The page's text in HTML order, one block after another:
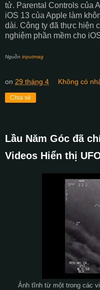
tử. Parental Controls của
iOS 13 của Apple làm
dài. Công ty đã thực hiện
nghiệm phần mềm cho
Nguồn inputmag
on 29 tháng 4 Không có
Chia sẻ
Lầu Năm Góc đã
Videos Hiển thị
Ảnh tĩnh từ một trong các